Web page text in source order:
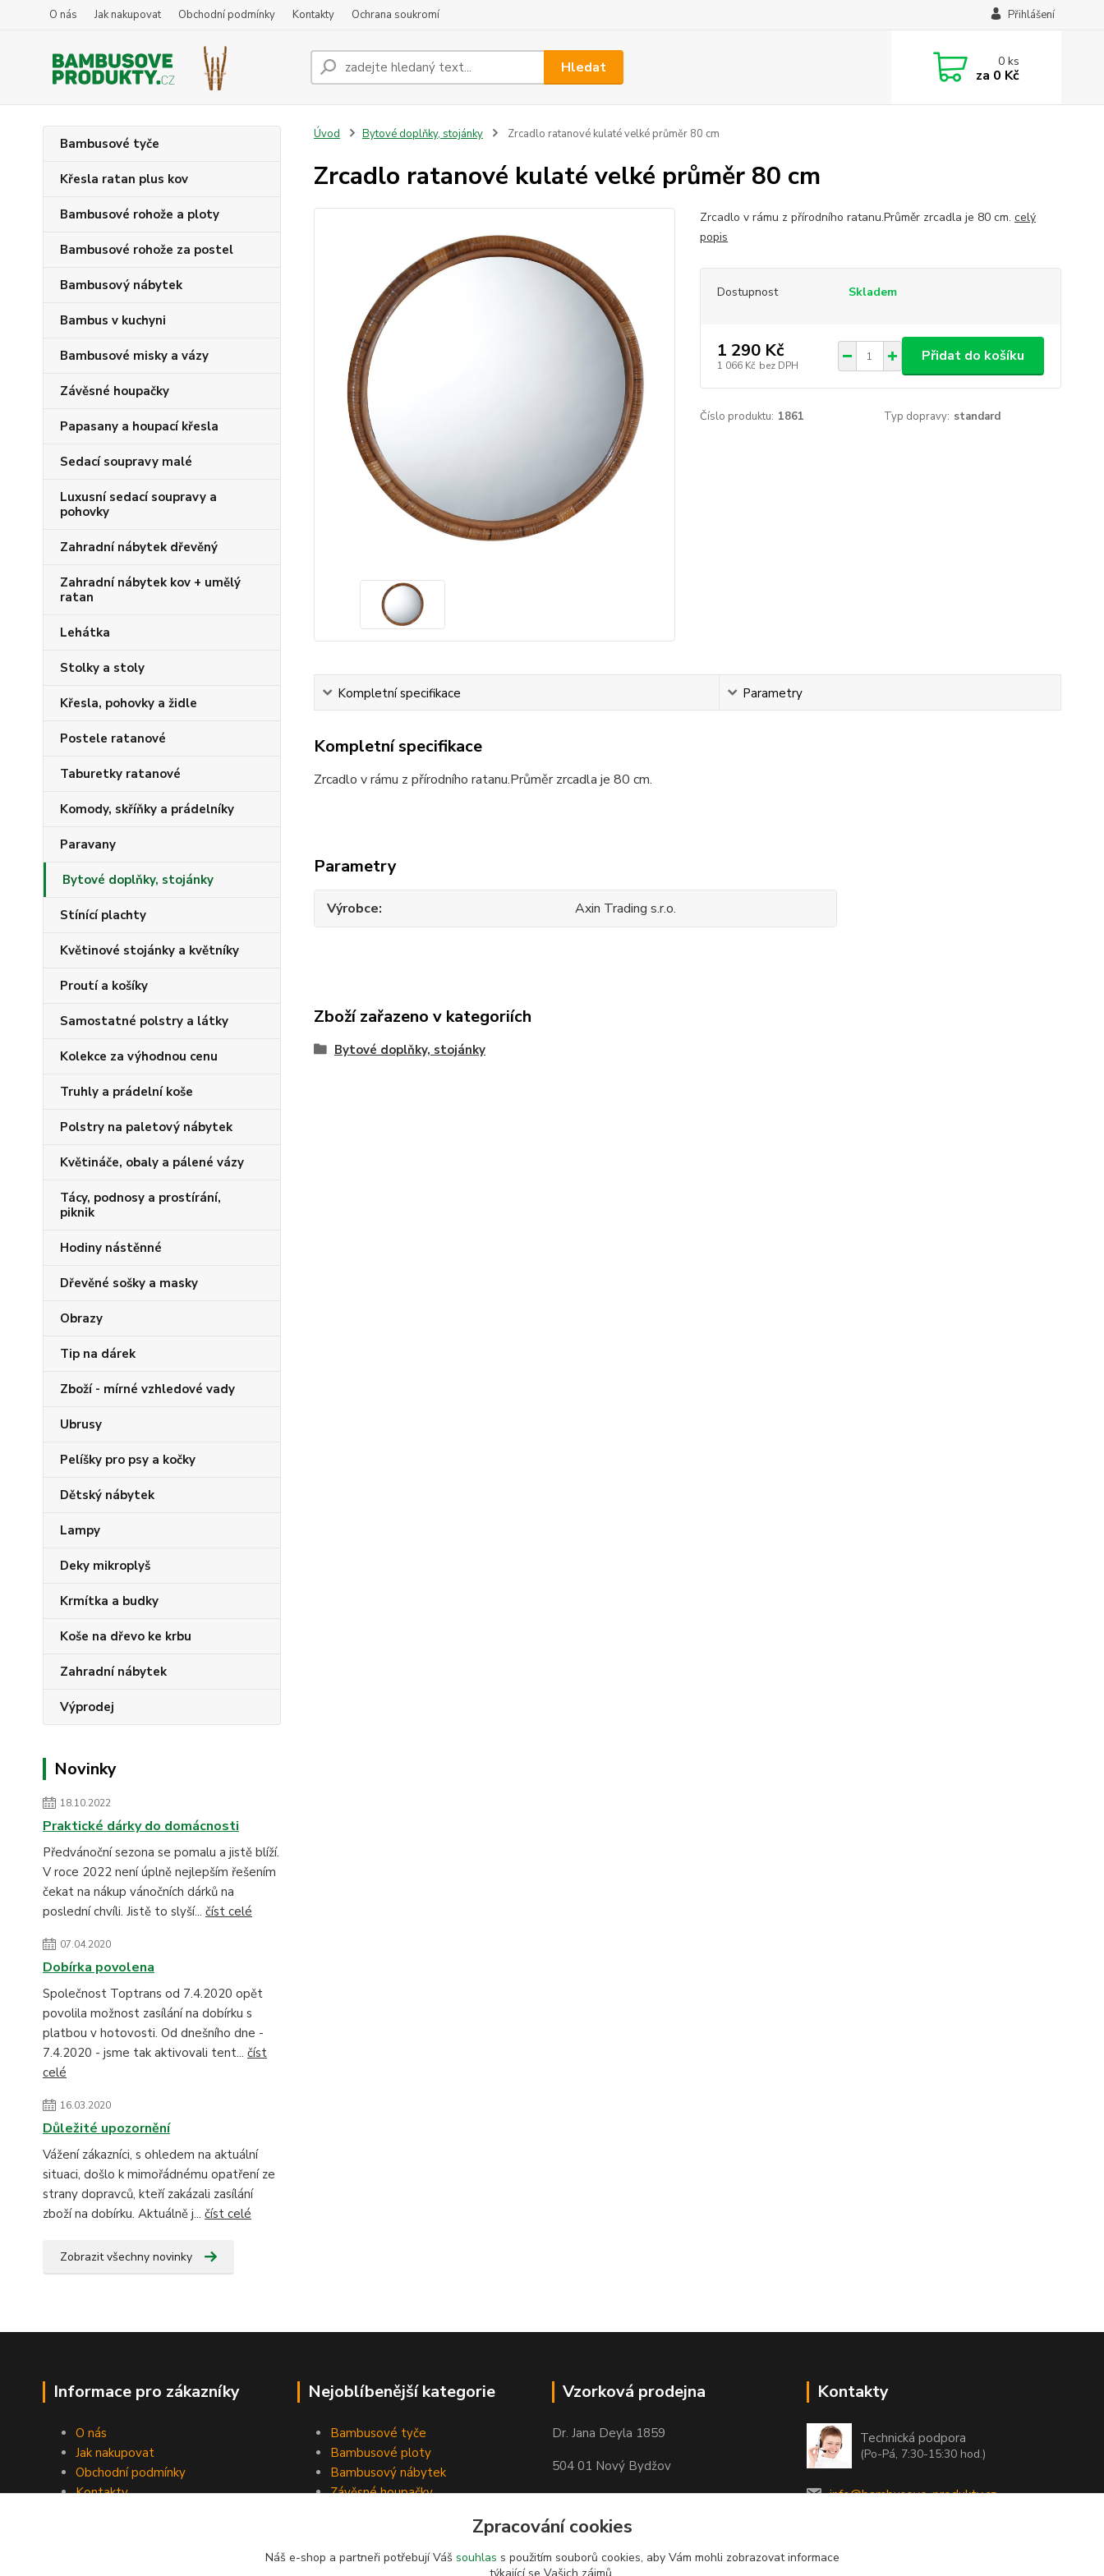
O nás Jak nakupovat Obchodní podmínky Kontakty Ochrana soukromí Přihlášení
Hledat 0ks
za 0 Kč
Bambusové tyče
Křesla ratan plus kov
Bambusové rohože a ploty
Bambusové rohože za postel
Bambusový nábytek
Bambus v kuchyni
Bambusové misky a vázy
Závěsné houpačky
Papasany a houpací křesla
Sedací soupravy malé
Luxusní sedací soupravy a
pohovky
Zahradní nábytek dřevěný
Zahradní nábytek kov + umělý
ratan
Lehátka
Stolky a stoly
Křesla, pohovky a židle
Postele ratanové
Taburetky ratanové
Komody, skříňky a prádelníky
Paravany
Bytové doplňky, stojánky
Stínící plachty
Květinové stojánky a květníky
Proutí a košíky
Samostatné polstry a látky
Kolekce za výhodnou cenu
Truhly a prádelní koše
Polstry na paletový nábytek
Květináče, obaly a pálené vázy
Tácy, podnosy a prostírání,
piknik
Hodiny nástěnné
Dřevěné sošky a masky
Obrazy
Tip na dárek
Zboží - mírné vzhledové vady
Ubrusy
Pelíšky pro psy a kočky
Dětský nábytek
Lampy
Deky mikroplyš
Krmítka a budky
Koše na dřevo ke krbu
Zahradní nábytek
Výprodej
Novinky
18.10.2022
Praktické dárky do domácnosti
Předvánoční sezona se pomalu a jistě blíží.
V roce 2022 není úplně nejlepším řešením
čekat na nákup vánočních dárků na
poslední chvíli. Jistě to slyší... číst celé
07.04.2020
Dobírka povolena
Společnost Toptrans od 7.4.2020 opět
povolila možnost zasílání na dobírku s
platbou v hotovosti. Od dnešního dne -
7.4.2020 - jsme tak aktivovali tent... číst
celé
16.03.2020
Důležité upozornění
Vážení zákazníci, s ohledem na aktuální
situaci, došlo k mimořádnému opatření ze
strany dopravců, kteří zakázali zasílání
zboží na dobírku. Aktuálně j... číst celé
Zobrazit všechny novinky
Úvod Bytové doplňky, stojánky Zrcadlo ratanové kulaté velké průměr 80 cm
Zrcadlo ratanové kulaté velké průměr 80 cm
Zrcadlo v rámu z přírodního ratanu.Průměr zrcadla je 80 cm. celý
popis
Dostupnost Skladem
1 290 Kč
1 066 Kč bez DPH
Přidat do košíku
Číslo produktu: 1861 Typ dopravy: standard
Kompletní specifikace Parametry
Kompletní specifikace
Zrcadlo v rámu z přírodního ratanu.Průměr zrcadla je 80 cm.
Parametry
Výrobce Axin Trading s.r.o.
Zboží zařazeno v kategoriích
Bytové doplňky, stojánky
Informace pro zákazníky
O nás
Jak nakupovat
Obchodní podmínky
Kontakty
Nejoblíbenější kategorie
Bambusové tyče
Bambusové ploty
Bambusový nábytek
Závěsné houpačky
Vzorková prodejna
Dr. Jana Deyla 1859
504 01 Nový Bydžov
Otevírací doba:
Po - Pá 8:00 - 17:00
So - 8:00 - 17:00
Kontakty
Technická podpora
(Po-Pá, 7:30-15:30 hod.)
info@bambusove-produkty.cz
Zpracování cookies
Náš e-shop a partneři potřebují Váš souhlas s použitím souborů cookies, aby Vám mohli zobrazovat informace